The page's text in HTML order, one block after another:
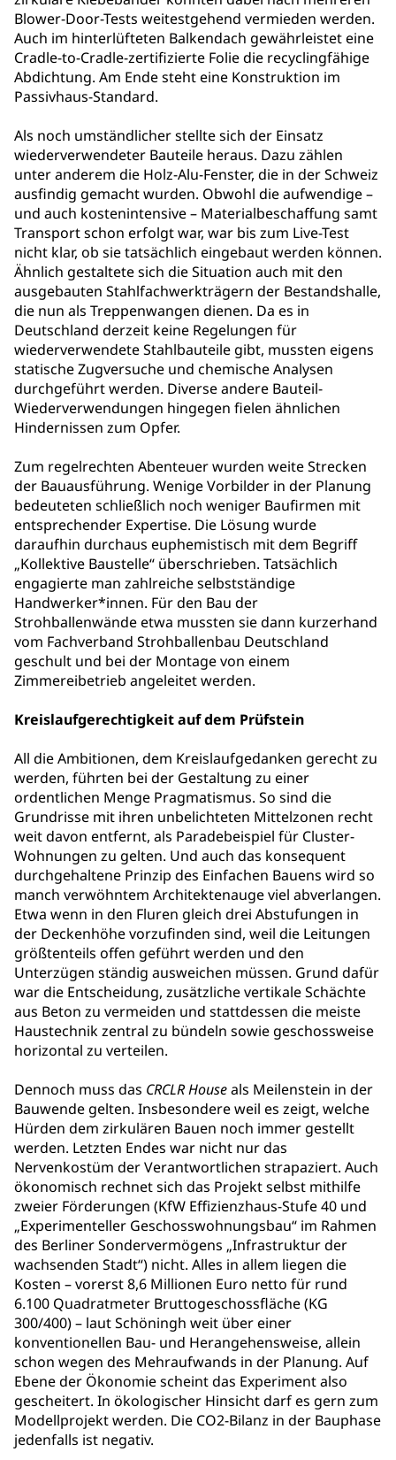
Blower-Door-Tests weitestgehend vermieden werden.
Auch im hinterlüfteten Balkendach gewährleistet eine
Cradle-to-Cradle-zertifizierte Folie die recyclingfähige
Abdichtung. Am Ende steht eine Konstruktion im
Passivhaus-Standard.
Als noch umständlicher stellte sich der Einsatz
wiederverwendeter Bauteile heraus. Dazu zählen
unter anderem die Holz-Alu-Fenster, die in der Schweiz
ausfindig gemacht wurden. Obwohl die aufwendige –
und auch kostenintensive – Materialbeschaffung samt
Transport schon erfolgt war, war bis zum Live-Test
nicht klar, ob sie tatsächlich eingebaut werden können.
Ähnlich gestaltete sich die Situation auch mit den
ausgebauten Stahlfachwerkträgern der Bestandshalle,
die nun als Treppenwangen dienen. Da es in
Deutschland derzeit keine Regelungen für
wiederverwendete Stahlbauteile gibt, mussten eigens
statische Zugversuche und chemische Analysen
durchgeführt werden. Diverse andere Bauteil-
Wiederverwendungen hingegen fielen ähnlichen
Hindernissen zum Opfer.
Zum regelrechten Abenteuer wurden weite Strecken
der Bauausführung. Wenige Vorbilder in der Planung
bedeuteten schließlich noch weniger Baufirmen mit
entsprechender Expertise. Die Lösung wurde
daraufhin durchaus euphemistisch mit dem Begriff
„Kollektive Baustelle“ überschrieben. Tatsächlich
engagierte man zahlreiche selbstständige
Handwerker*innen. Für den Bau der
Strohballenwände etwa mussten sie dann kurzerhand
vom Fachverband Strohballenbau Deutschland
geschult und bei der Montage von einem
Zimmereibetrieb angeleitet werden.
Kreislaufgerechtigkeit auf dem Prüfstein
All die Ambitionen, dem Kreislaufgedanken gerecht zu
werden, führten bei der Gestaltung zu einer
ordentlichen Menge Pragmatismus. So sind die
Grundrisse mit ihren unbelichteten Mittelzonen recht
weit davon entfernt, als Paradebeispiel für Cluster-
Wohnungen zu gelten. Und auch das konsequent
durchgehaltene Prinzip des Einfachen Bauens wird so
manch verwöhntem Architektenauge viel abverlangen.
Etwa wenn in den Fluren gleich drei Abstufungen in
der Deckenhöhe vorzufinden sind, weil die Leitungen
größtenteils offen geführt werden und den
Unterzügen ständig ausweichen müssen. Grund dafür
war die Entscheidung, zusätzliche vertikale Schächte
aus Beton zu vermeiden und stattdessen die meiste
Haustechnik zentral zu bündeln sowie geschossweise
horizontal zu verteilen.
Dennoch muss das CRCLR Houseals Meilenstein in der
Bauwende gelten. Insbesondere weil es zeigt, welche
Hürden dem zirkulären Bauen noch immer gestellt
werden. Letzten Endes war nicht nur das
Nervenkostüm der Verantwortlichen strapaziert. Auch
ökonomisch rechnet sich das Projekt selbst mithilfe
zweier Förderungen (KfW Effizienzhaus-Stufe 40 und
„Experimenteller Geschosswohnungsbau“ im Rahmen
des Berliner Sondervermögens „Infrastruktur der
wachsenden Stadt“) nicht. Alles in allem liegen die
Kosten – vorerst 8,6 Millionen Euro netto für rund
6.100 Quadratmeter Bruttogeschossfläche (KG
300/400) – laut Schöningh weit über einer
konventionellen Bau- und Herangehensweise, allein
schon wegen des Mehraufwands in der Planung. Auf
Ebene der Ökonomie scheint das Experiment also
gescheitert. In ökologischer Hinsicht darf es gern zum
Modellprojekt werden. Die CO2-Bilanz in der Bauphase
jedenfalls ist negativ.